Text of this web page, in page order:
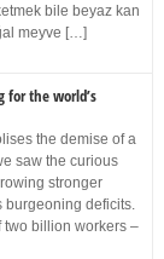
bile beyaz kan
meyve […]
for the world’s
the demise of a
saw the curious
stronger
burgeoning deficits.
two billion workers –